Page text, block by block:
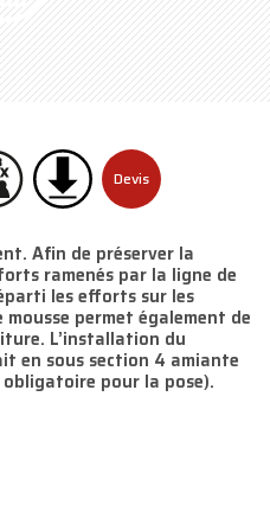
Devis
Afin de préserver la
ramenés par la ligne de
les efforts sur les
permet également de
L’installation du
en sous section 4 amiante
pour la pose).